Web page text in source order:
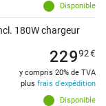
Disponible
180W chargeur
Disponible
22992€
y compris 20% de TVA
plus frais d'expédition